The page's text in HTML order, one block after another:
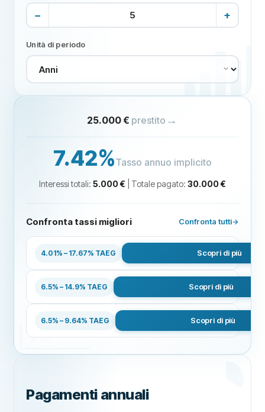
− +
Unità di periodo
25.000 € prestito →
7.42%Tasso annuo implicito
Interessi totali: 5.000 € Totale pagato: 30.000 €
Confronta tassi migliori Confronta tutti
Revolut
4.01% – 17.67% TAEG Scopri di più
Cofidis
6.5% – 14.9% TAEG Scopri di più
Banca Etica
6.5% – 9.64% TAEG Scopri di più
Pagamenti annuali